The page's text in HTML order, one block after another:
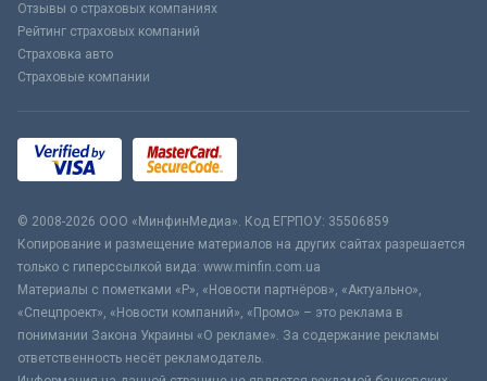
Отзывы о страховых компаниях
Рейтинг страховых компаний
Страховка авто
Страховые компании
© 2008-2026 ООО «МинфинМедиа». Код ЕГРПОУ: 35506859
Копирование и размещение материалов на других сайтах разрешается
только с гиперссылкой вида: www.minfin.com.ua
Материалы с пометками «Р», «Новости партнёров», «Актуально»,
«Спецпроект», «Новости компаний», «Промо» – это реклама в
понимании Закона Украины «О рекламе». За содержание рекламы
ответственность несёт рекламодатель.